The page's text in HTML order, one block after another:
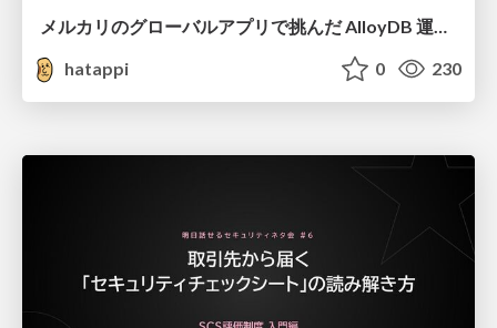
メルカリのグローバルアプリで挑んだ AlloyDB 運用と課題解決の実践記
hatappi
0 230